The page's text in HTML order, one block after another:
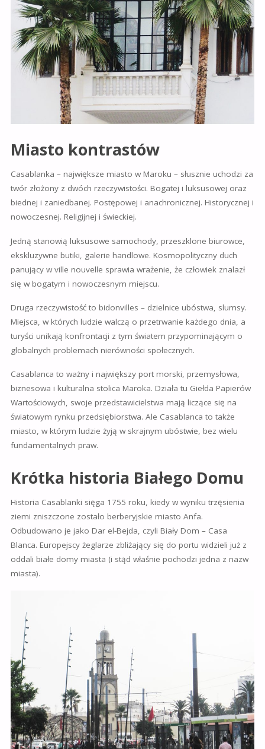
Miasto kontrastów
Casablanka – największe miasto w Maroku – słusznie uchodzi za
twór złożony z dwóch rzeczywistości. Bogatej i luksusowej oraz
biednej i zaniedbanej. Postępowej i anachronicznej. Historycznej i
nowoczesnej. Religijnej i świeckiej.
Jedną stanowią luksusowe samochody, przeszklone biurowce,
ekskluzywne butiki, galerie handlowe. Kosmopolityczny duch
panujący w ville nouvelle sprawia wrażenie, że człowiek znalazł
się w bogatym i nowoczesnym miejscu.
Druga rzeczywistość to bidonvilles – dzielnice ubóstwa, slumsy.
Miejsca, w których ludzie walczą o przetrwanie każdego dnia, a
turyści unikają konfrontacji z tym światem przypominającym o
globalnych problemach nierówności społecznych.
Casablanca to ważny i największy port morski, przemysłowa,
biznesowa i kulturalna stolica Maroka. Działa tu Giełda Papierów
Wartościowych, swoje przedstawicielstwa mają liczące się na
światowym rynku przedsiębiorstwa. Ale Casablanca to także
miasto, w którym ludzie żyją w skrajnym ubóstwie, bez wielu
fundamentalnych praw.
Krótka historia Białego Domu
Historia Casablanki sięga 1755 roku, kiedy w wyniku trzęsienia
ziemi zniszczone zostało berberyjskie miasto Anfa.
Odbudowano je jako Dar el-Bejda, czyli Biały Dom – Casa
Blanca. Europejscy żeglarze zbliżający się do portu widzieli już z
oddali białe domy miasta (i stąd właśnie pochodzi jedna z nazw
miasta).